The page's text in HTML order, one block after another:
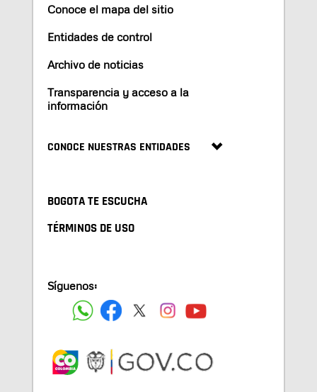
Conoce el mapa del sitio
Entidades de control
Archivo de noticias
Transparencia y acceso a la
información
CONOCE NUESTRAS ENTIDADES
BOGOTA TE ESCUCHA
TÉRMINOS DE USO
Síguenos: